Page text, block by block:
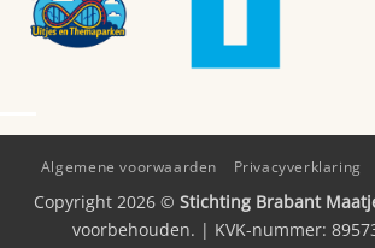
Algemene voorwaarden Privacyverklaring
Copyright 2026 © Stichting Brabant
voorbehouden. | KVK-nummer: